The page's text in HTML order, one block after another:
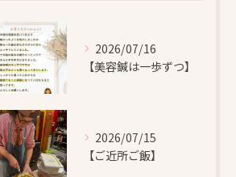
2026/07/16
【美容鍼は一歩ずつ】
2026/07/15
【ご近所ご飯】